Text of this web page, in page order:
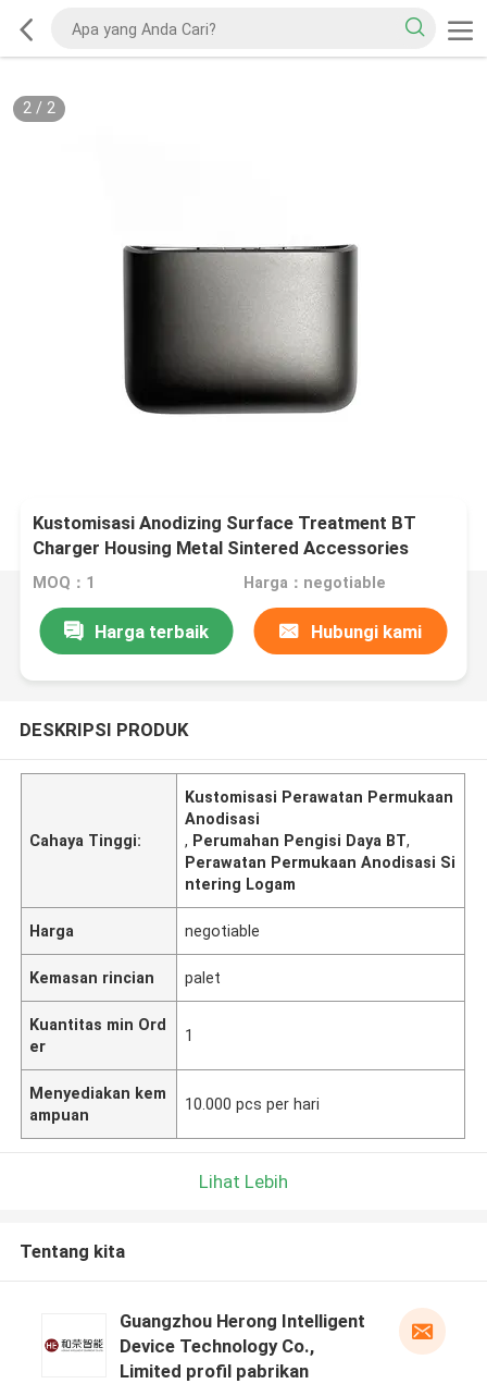
2/ 2
Kustomisasi Anodizing Surface Treatment BT
Charger Housing Metal Sintered Accessories
MOQ：1 Harga：negotiable
Harga terbaik Hubungi kami
DESKRIPSI PRODUK
Cahaya Tinggi:
Kustomisasi Perawatan Permukaan
Anodisasi
, Perumahan Pengisi Daya BT,
Perawatan Permukaan Anodisasi Si
ntering Logam
Harga negotiable
Kemasan rincian palet
Kuantitas min Ord
er
1
Menyediakan kem
ampuan
10.000 pcs per hari
Lihat Lebih
Tentang kita
Guangzhou Herong Intelligent
Device Technology Co.,
Limited profil pabrikan